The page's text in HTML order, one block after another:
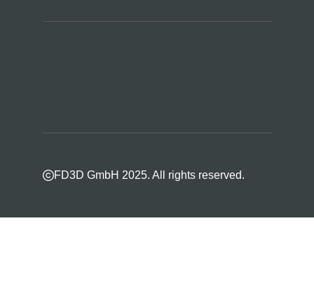
FD3D GmbH 2025. All rights reserved.